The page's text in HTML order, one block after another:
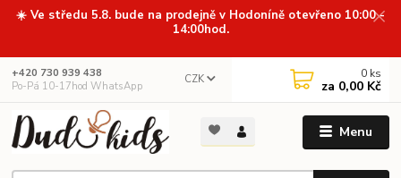
☀️ Ve středu 5.8. bude na prodejně v Hodoníně otevřeno 10:00 -
14:00hod.
Menu
CZK
+420 730 939 438
Po-Pá 10-17hod WhatsApp
0 ks
za 0,00 Kč